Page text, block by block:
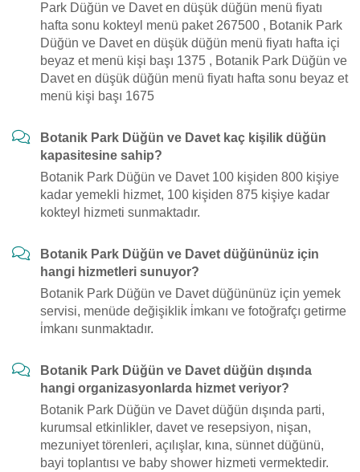
Park Düğün ve Davet en düşük düğün menü fiyatı
hafta sonu kokteyl menü paket 267500 , Botanik Park
Düğün ve Davet en düşük düğün menü fiyatı hafta içi
beyaz et menü kişi başı 1375 , Botanik Park Düğün ve
Davet en düşük düğün menü fiyatı hafta sonu beyaz et
menü kişi başı 1675
Botanik Park Düğün ve Davet kaç kişilik düğün
kapasitesine sahip?
Botanik Park Düğün ve Davet 100 kişiden 800 kişiye
kadar yemekli hizmet, 100 kişiden 875 kişiye kadar
kokteyl hizmeti sunmaktadır.
Botanik Park Düğün ve Davet düğününüz için
hangi hizmetleri sunuyor?
Botanik Park Düğün ve Davet düğününüz için yemek
servisi, menüde değişiklik i̇mkanı ve fotoğrafçı getirme
i̇mkanı sunmaktadır.
Botanik Park Düğün ve Davet düğün dışında
hangi organizasyonlarda hizmet veriyor?
Botanik Park Düğün ve Davet düğün dışında parti,
kurumsal etkinlikler, davet ve resepsiyon, nişan,
mezuniyet törenleri, açılışlar, kına, sünnet düğünü,
bayi toplantısı ve baby shower hizmeti vermektedir.